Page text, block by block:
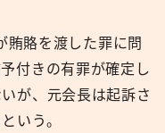
賄賂を渡した罪に問
付きの有罪が確定し
が、元会長は起訴さ
いう。